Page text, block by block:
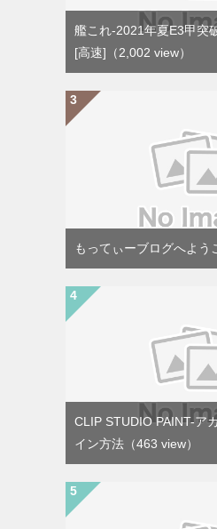
艦これ-2021年夏E3甲突
[高速] （2,002 view）
もってぃーブログへよう
CLIP STUDIO PAINT-ア
イン方法 （463 view）